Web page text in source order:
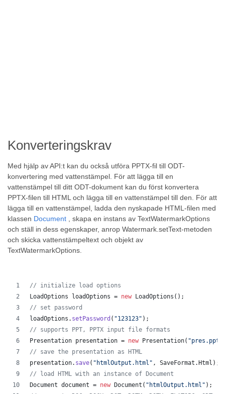
Konverteringskrav
Med hjälp av API:t kan du också utföra PPTX-fil till ODT-
konvertering med vattenstämpel. För att lägga till en
vattenstämpel till ditt ODT-dokument kan du först konvertera
PPTX-filen till HTML och lägga till en vattenstämpel till den. För att
lägga till en vattenstämpel, ladda den nyskapade HTML-filen med
klassen Document , skapa en instans av TextWatermarkOptions
och ställ in dess egenskaper, anrop Watermark.setText-metoden
och skicka vattenstämpeltext och objekt av
TextWatermarkOptions.
// initialize load options
LoadOptions
loadOptions = new LoadOptions ();
// set password
loadOptions . setPassword ( "123123" );
// supports PPT, PPTX input file formats
Presentation presentation = new Presentation(
// save the presentation as HTML
presentation. save( "htmlOutput.html" , SaveFormat . Html );
// load HTML with an instance of Document
Document document = new Document ( "htmlOutput.html" );